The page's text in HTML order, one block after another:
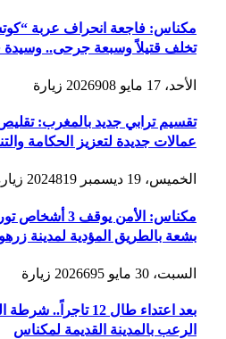
مكناس: فاجعة انحراف عربة
تخلف قتيلاً وسبعة جرحى.. وسيدة
الأحد، 17 مايو 2026 908 زيارة
عمالات جديدة لتعزيز الحكامة
الخميس، 19 ديسمبر 2024 819
مكناس: الأمن
بشعة بالطريق المؤدية لمدينة
السبت، 30 مايو 2026 695 زيارة
بعد اعتداء طال 12
الرعب بالمدينة القديمة لمكناس